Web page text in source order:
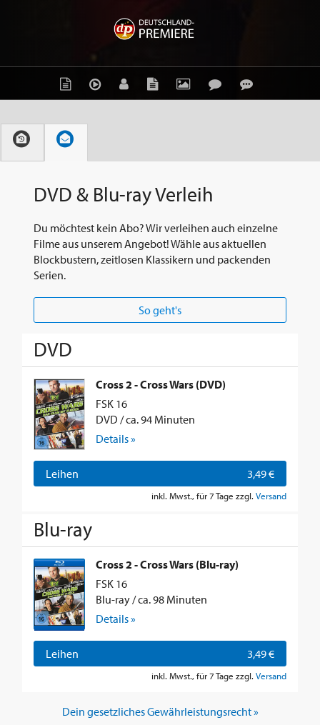
DVD & Blu-ray Verleih
Du möchtest kein Abo? Wir verleihen auch einzelne
Filme aus unserem Angebot! Wähle aus aktuellen
Blockbustern, zeitlosen Klassikern und packenden
Serien.
So geht's
DVD
Cross 2 - Cross Wars (DVD)
FSK 16
DVD / ca. 94 Minuten
Details »
Leihen 3,49 €
inkl. Mwst., für 7 Tage zzgl. Versand
Blu-ray
Cross 2 - Cross Wars (Blu-ray)
FSK 16
Blu-ray / ca. 98 Minuten
Details »
Leihen 3,49 €
inkl. Mwst., für 7 Tage zzgl. Versand
Dein gesetzliches Gewährleistungsrecht »